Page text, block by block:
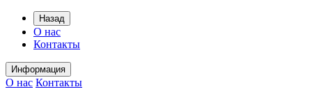
Назад
О нас
Контакты
Информация
О нас Контакты